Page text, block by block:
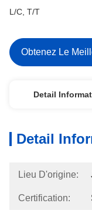
L/C, T/T
Obtenez Le
Detail
Detail
Lieu D'origine:
Certification: